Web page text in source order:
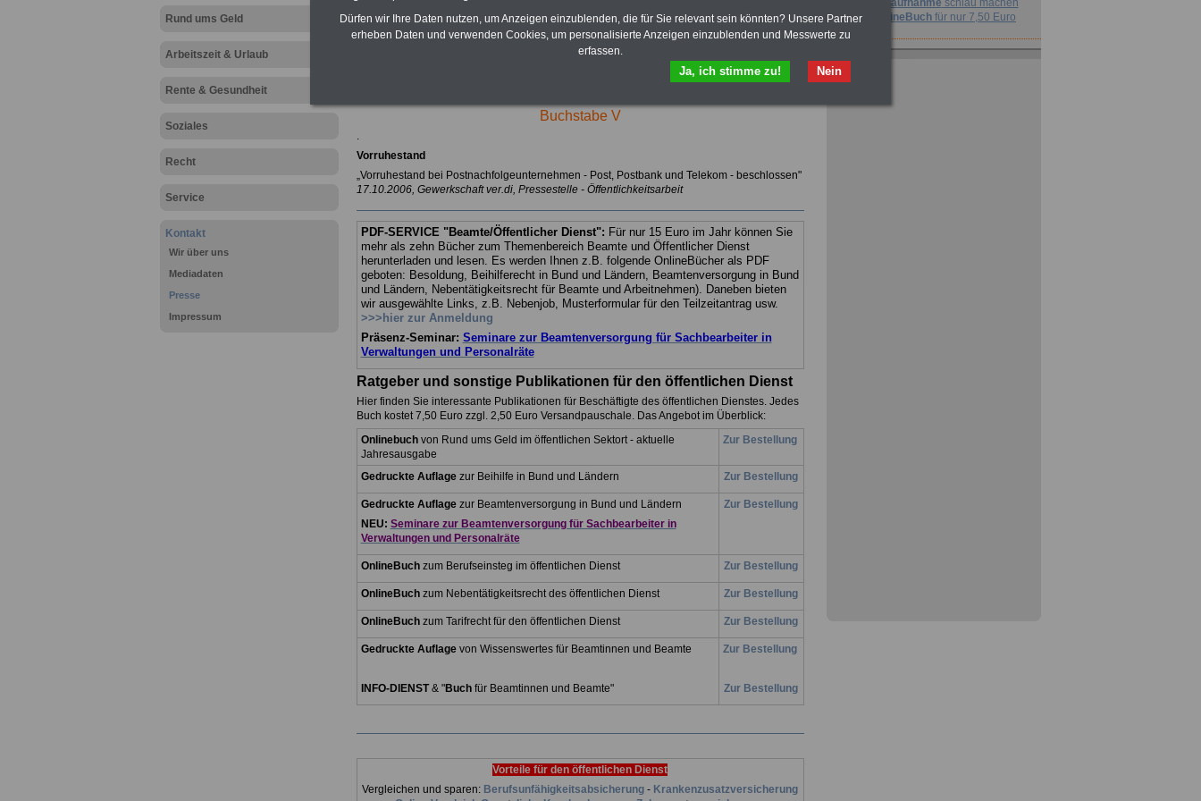
Rund ums Geld
Arbeitszeit & Urlaub
Rente & Gesundheit
Soziales
Recht
Service
Kontakt
Wir über uns
Mediadaten
Presse
Impressum
Q U
Buchstabe V
.
Vorruhestand
„Vorruhestand bei Postnachfolgeunternehmen - Post, Postbank und Telekom - beschlossen"
17.10.2006, Gewerkschaft ver.di, Pressestelle - Öffentlichkeitsarbeit
PDF-SERVICE "Beamte/Öffentlicher Dienst": Für nur 15 Euro im Jahr können Sie
mehr als zehn Bücher zum Themenbereich Beamte und Öffentlicher Dienst
herunterladen und lesen. Es werden Ihnen z.B. folgende OnlineBücher als PDF
geboten: Besoldung, Beihilferecht in Bund und Ländern, Beamtenversorgung in Bund
und Ländern, Nebentätigkeitsrecht für Beamte und Arbeitnehmen). Daneben bieten
wir ausgewählte Links, z.B. Nebenjob, Musterformular für den Teilzeitantrag usw.
>>>hier zur Anmeldung
Präsenz-Seminar: Seminare zur Beamtenversorgung für Sachbearbeiter in
Verwaltungen und Personalräte
Ratgeber und sonstige Publikationen für den öffentlichen Dienst
Hier finden Sie interessante Publikationen für Beschäftigte des öffentlichen Dienstes. Jedes
Buch kostet 7,50 Euro zzgl. 2,50 Euro Versandpauschale. Das Angebot im Überblick:.
Onlinebuch von Rund ums Geld im öffentlichen Sektort - aktuelle
Jahresausgabe
Zur Bestellung
Gedruckte Auflagezur Beihilfe in Bund und Ländern Zur Bestellung
Gedruckte Auflagezur Beamtenversorgung in Bund und Ländern
NEU: Seminare zur Beamtenversorgung für Sachbearbeiter in
Verwaltungen und Personalräte
Zur Bestellung
OnlineBuch zum Berufseinsteg im öffentlichen Dienst Zur Bestellung
OnlineBuch zum Nebentätigkeitsrecht des öffentlichen Dienst Zur Bestellung
OnlineBuch zum Tarifrecht für den öffentlichen Dienst Zur Bestellung
Gedruckte Auflagevon Wissenswertes für Beamtinnen und Beamte
INFO-DIENST& "Buchfür Beamtinnen und Beamte"
Zur Bestellung
Zur Bestellung
Vorteile für den öffentlichen Dienst
Vergleichen und sparen: Berufsunfähigkeitsabsicherung - Krankenzusatzversicherung
vor Jobaufnahme schlau machen
>>>
OnlineBuch für nur 7,50 Euro
Dürfen wir Ihre Daten nutzen, um Anzeigen einzublenden, die für Sie relevant sein könnten? Unsere Partner
erheben Daten und verwenden Cookies, um personalisierte Anzeigen einzublenden und Messwerte zu
erfassen.
Nein
Ja, ich stimme zu!